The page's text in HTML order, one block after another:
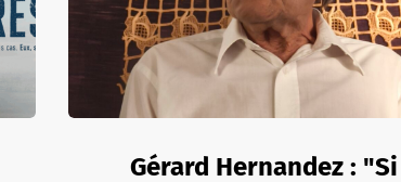
Gérard Hernandez : "Si